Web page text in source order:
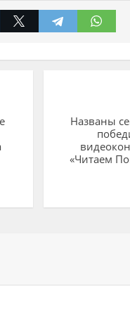
Названы
«Читаем